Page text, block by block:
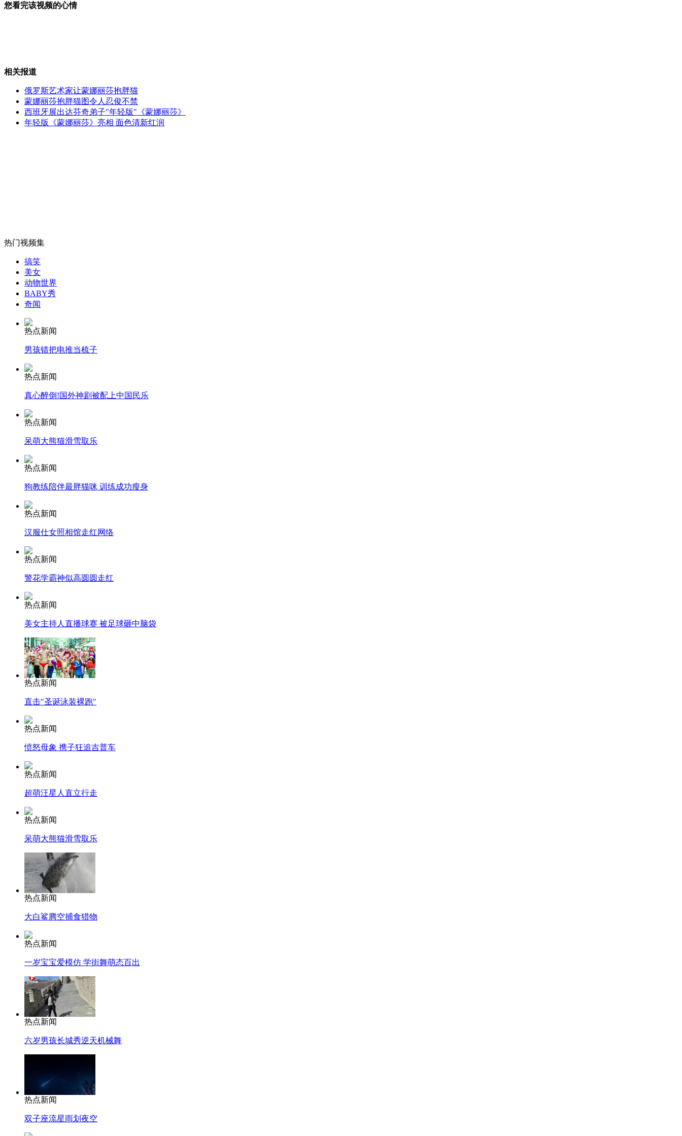
王菲大女儿像窦唯 天生好嗓音
女孩北京地铁殴打老人 痛下狠手拳打脚踢
无痛分娩是否安全 医生回应
外交部：有关国家言论片面不公正
安徽一实载49人客车翻车
走！跟着总书记去植树
纽约上演“枕头大战”
您看完该视频的心情
相关报道
俄罗斯艺术家让蒙娜丽莎抱胖猫
蒙娜丽莎抱胖猫图令人忍俊不禁
西班牙展出达芬奇弟子"年轻版"《蒙娜丽莎》
年轻版《蒙娜丽莎》亮相 面色清新红润
热门视频集
搞笑
美女
动物世界
BABY秀
奇闻
热点新闻
男孩错把电推当梳子
热点新闻
真心醉倒!国外神剧被配上中国民乐
热点新闻
呆萌大熊猫滑雪取乐
热点新闻
狗教练陪伴最胖猫咪 训练成功瘦身
热点新闻
汉服仕女照相馆走红网络
热点新闻
警花学霸神似高圆圆走红
热点新闻
美女主持人直播球赛 被足球砸中脑袋
热点新闻
直击"圣诞泳装裸跑"
热点新闻
愤怒母象 携子狂追吉普车
热点新闻
超萌汪星人直立行走
热点新闻
呆萌大熊猫滑雪取乐
热点新闻
大白鲨腾空捕食猎物
热点新闻
一岁宝宝爱模仿 学街舞萌态百出
热点新闻
六岁男孩长城秀逆天机械舞
热点新闻
双子座流星雨划夜空